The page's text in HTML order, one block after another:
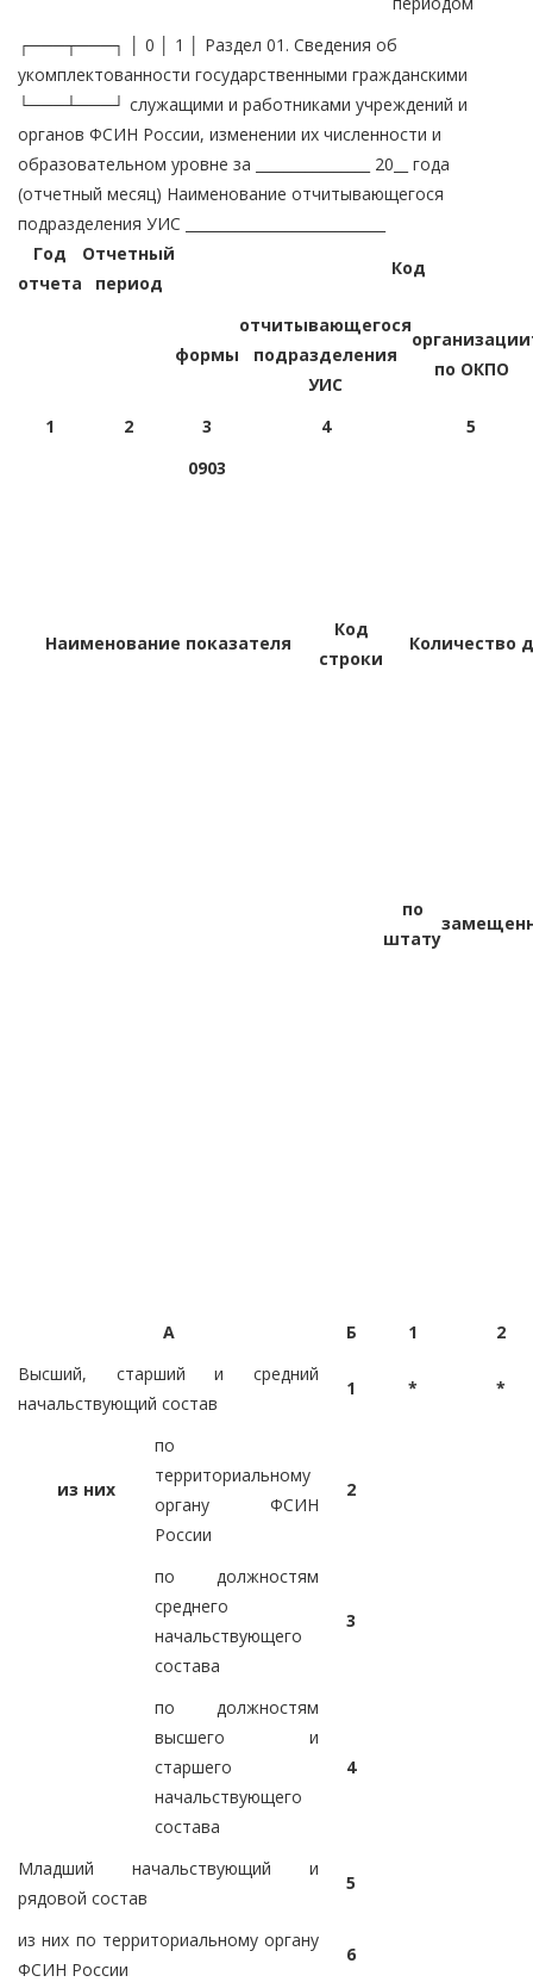
┌───┬───┐ │ 0 │ 1 │ Раздел 01. Сведения об
укомплектованности государственными гражданскими
└───┴───┘ служащими и работниками учреждений и
органов ФСИН России, изменении их численности и
образовательном уровне за ________________ 20__ года
(отчетный месяц) Наименование отчитывающегося
подразделения УИС ____________________________
Год
отчета
Отчетный
период
Код
формы
отчитывающегося
подразделения
УИС
организации
по ОКПО
1 2 3 4
5
0903
Наименование показателя
Код
строки
Количество
по
штату
А Б 1
2
Высший, старший и средний
начальствующий состав
1 * *
из них
по
территориальному
органу ФСИН
России
2
по должностям
среднего
начальствующего
состава
3
по должностям
высшего и
старшего
начальствующего
состава
4
Младший начальствующий и
рядовой состав
5
из них по территориальному органу
ФСИН России
6